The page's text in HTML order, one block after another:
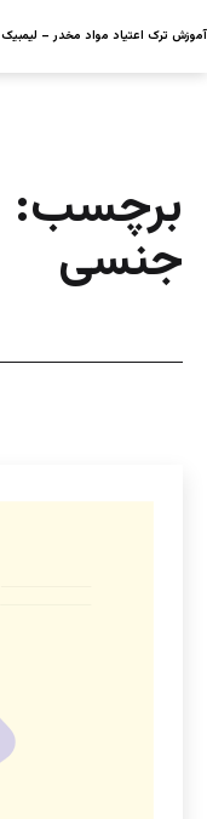
به
محتوا
آموزش ترک اعتیاد مواد مخدر – لیمبیک
برچسب:
جنسی